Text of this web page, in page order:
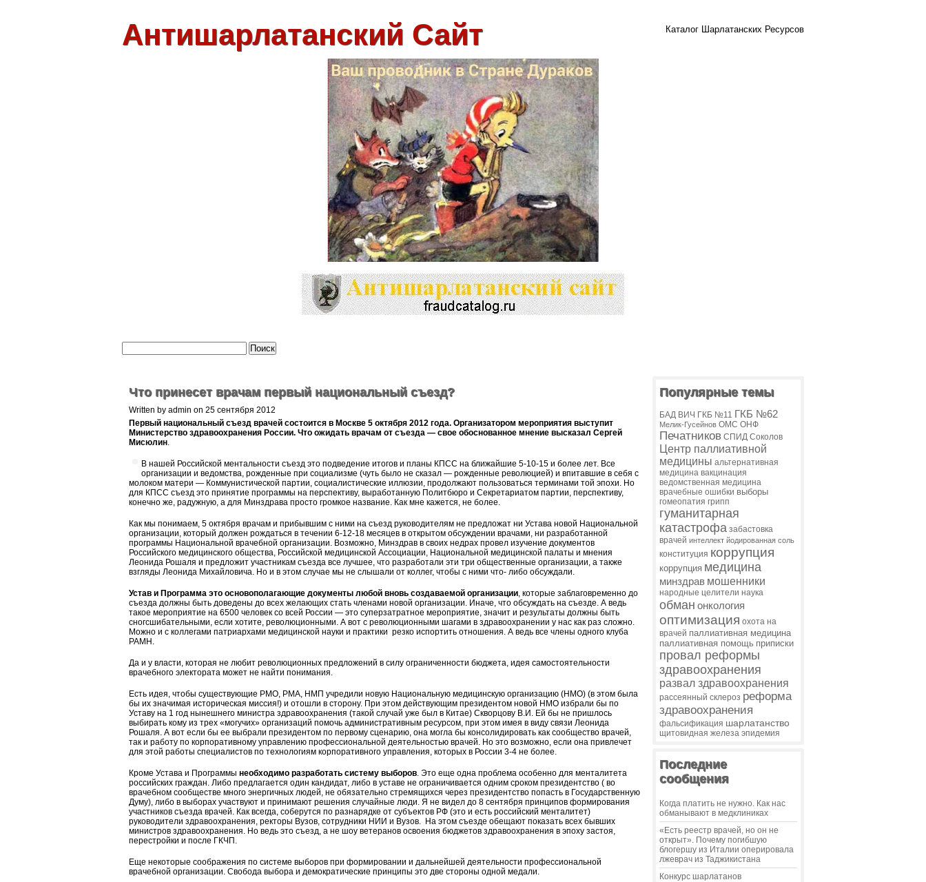
Антишарлатанский Сайт Каталог Шарлатанских Ресурсов
Что принесет врачам первый национальный съезд?
Written by admin on 25 сентября 2012
Первый национальный съезд врачей состоится в Москве 5 октября 2012 года. Организатором мероприятия выступит
Министерство здравоохранения России. Что ожидать врачам от съезда — свое обоснованное мнение высказал Сергей
Мисюлин.
В нашей Российской ментальности съезд это подведение итогов и планы КПСС на ближайшие 5-10-15 и более лет. Все
организации и ведомства, рожденные при социализме (чуть было не сказал — рожденные революцией) и впитавшие в себя с
молоком матери — Коммунистической партии, социалистические иллюзии, продолжают пользоваться терминами той эпохи. Но
для КПСС съезд это принятие программы на перспективу, выработанную Политбюро и Секретариатом партии, перспективу,
конечно же, радужную, а для Минздрава просто громкое название. Как мне кажется, не более.
Как мы понимаем, 5 октября врачам и прибывшим с ними на съезд руководителям не предложат ни Устава новой Национальной
организации, который должен рождаться в течении 6-12-18 месяцев в открытом обсуждении врачами, ни разработанной
программы Национальной врачебной организации. Возможно, Минздрав в своих недрах провел изучение документов
Российского медицинского общества, Российской медицинской Ассоциации, Национальной медицинской палаты и мнения
Леонида Рошаля и предложит участникам съезда все лучшее, что разработали эти три общественные организации, а также
взгляды Леонида Михайловича. Но и в этом случае мы не слышали от коллег, чтобы с ними что- либо обсуждали.
Устав и Программа это основополагающие документы любой вновь создаваемой организации, которые заблаговременно до
съезда должны быть доведены до всех желающих стать членами новой организации. Иначе, что обсуждать на съезде. А ведь
такое мероприятие на 6500 человек со всей России — это суперзатратное мероприятие, значит и результаты должны быть
сногсшибательными, если хотите, революционными. А вот с революционными шагами в здравоохранении у нас как раз сложно.
Можно и с коллегами патриархами медицинской науки и практики резко испортить отношения. А ведь все члены одного клуба
РАМН.
Да и у власти, которая не любит революционных предложений в силу ограниченности бюджета, идея самостоятельности
врачебного электората может не найти понимания.
Есть идея, чтобы существующие РМО, РМА, НМП учредили новую Национальную медицинскую организацию (НМО) (в этом была
бы их значимая историческая миссия!) и отошли в сторону. При этом действующим президентом новой НМО избрали бы по
Уставу на 1 год нынешнего министра здравоохранения (такой случай уже был в Китае) Скворцову В.И. Ей бы не пришлось
выбирать кому из трех «могучих» организаций помочь административным ресурсом, при этом имея в виду связи Леонида
Рошаля. А вот если бы ее выбрали президентом по первому сценарию, она могла бы консолидировать как сообщество врачей,
так и работу по корпоративному управлению профессиональной деятельностью врачей. Но это возможно, если она привлечет
для этой работы специалистов по технологиям корпоративного управления, которых в России 3-4 не более.
Кроме Устава и Программы необходимо разработать систему выборов. Это еще одна проблема особенно для менталитета
российских граждан. Либо предлагается один кандидат, либо в уставе не ограничивается одним сроком президентство ( во
врачебном сообществе много энергичных людей, не обязательно стремящихся через президентство попасть в Государственную
Думу), либо в выборах участвуют и принимают решения случайные люди. Я не видел до 8 сентября принципов формирования
участников съезда врачей. Как всегда, соберутся по разнарядке от субъектов РФ (это и есть российский менталитет)
руководители здравоохранения, ректоры Вузов, сотрудники НИИ и Вузов. На этом съезде обещают показать всех бывших
министров здравоохранения. Но ведь это съезд, а не шоу ветеранов освоения бюджетов здравоохранения в эпоху застоя,
перестройки и после ГКЧП.
Еще некоторые соображения по системе выборов при формировании и дальнейшей деятельности профессиональной
врачебной организации. Свобода выбора и демократические принципы это две стороны одной медали.
Популярные темы
БАД ВИЧ ГКБ №11 ГКБ №62
Мелик-Гусейнов ОМС ОНФ
Печатников СПИД Соколов
Центр паллиативной
медицины альтернативная
медицина вакцинация
ведомственная медицина
врачебные ошибки выборы
гомеопатия грипп
гуманитарная
катастрофа забастовка
врачей интеллект йодированная соль
конституция коррупция
коррупция медицина
минздрав мошенники
народные целители наука
обман онкология
оптимизация охота на
врачей паллиативная медицина
паллиативная помощь приписки
провал реформы
здравоохранения
развал здравоохранения
рассеянный склероз реформа
здравоохранения
фальсификация шарлатанство
щитовидная железа эпидемия
Последние
сообщения
Когда платить не нужно. Как нас
обманывают в медклиниках
«Есть реестр врачей, но он не
открыт». Почему погибшую
блогершу из Италии оперировала
лжеврач из Таджикистана
Конкурс шарлатанов